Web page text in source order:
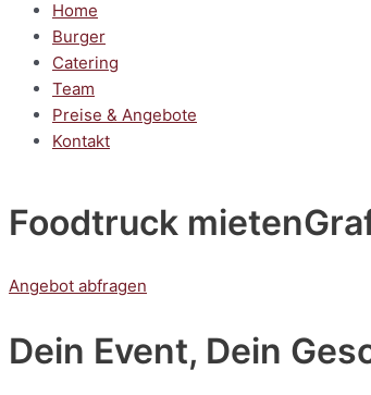
Home
Burger
Catering
Team
Preise & Angebote
Kontakt
Foodtruck mieten
Angebot abfragen
Dein Event, Dein